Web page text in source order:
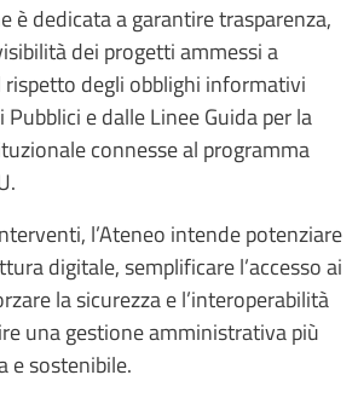
è dedicata a garantire trasparenza,
dei progetti ammessi a
degli obblighi informativi
e dalle Linee Guida per la
connesse al programma
l’Ateneo intende potenziare
digitale, semplificare l’accesso ai
la sicurezza e l’interoperabilità
una gestione amministrativa più
e sostenibile.